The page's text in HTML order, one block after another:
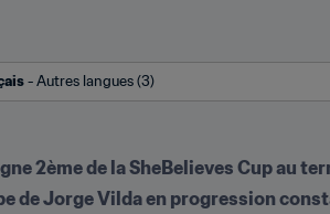
- Autres langues (3)
2ème de la SheBelieves Cup au
de Jorge Vilda en progression